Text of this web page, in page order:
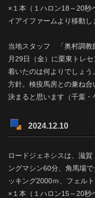
×１本（１ハロン18～20秒
イアイファームより移動し
当地スタッフ 「奥村調教
月29日（金）に栗東トレ
着いたのは何よりでしょ
方針。検疫馬房との兼ね
決まると思います（千葉・
2024.12.10
ロードジェネシスは、滋
ングマシン60分、角馬場
ッキング2000ｍ、フェル
×１本（１ハロン15～20秒